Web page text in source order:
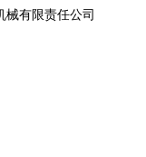
械有限责任公司